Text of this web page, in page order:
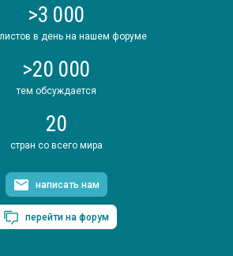
>3 000
в день на нашем форуме
>20 000
тем обсуждается
20
стран со всего мира
написать нам
перейти на форум